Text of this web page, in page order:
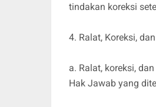
tindakan koreksi
4. Ralat, Koreksi,
a. Ralat, koreksi,
Hak Jawab yang